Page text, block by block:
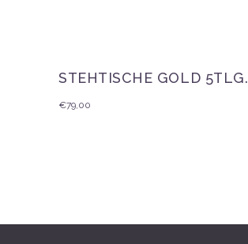
STEHTISCHE GOLD 5TLG.
€79,00